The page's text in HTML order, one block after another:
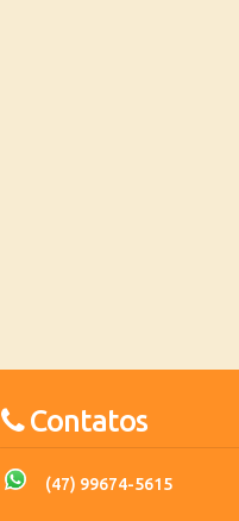
Contatos
(47) 99674-5615